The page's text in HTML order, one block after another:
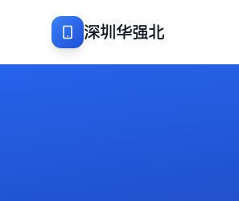
深圳华强北